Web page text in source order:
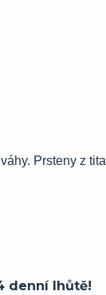
Prsteny z
denní lhůtě!